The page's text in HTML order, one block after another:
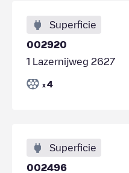
Superficie
002920
1 Lazernijweg 2627
x 4
Superficie
002496